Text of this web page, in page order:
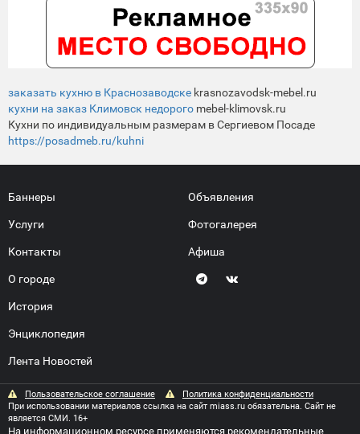
заказать кухню в Краснозаводске krasnozavodsk-mebel.ru
кухни на заказ Климовск недорого mebel-klimovsk.ru
Кухни по индивидуальным размерам в Сергиевом Посаде
https://posadmeb.ru/kuhni
Баннеры
Услуги
Контакты
О городе
История
Энциклопедия
Лента Новостей
Объявления
Фотогалерея
Афиша
Пользовательское соглашение
Политика конфиденциальности
При использовании материалов ссылка на сайт miass.ru обязательна. Сайт не
является СМИ. 16+
На информационном ресурсе применяются рекомендательные